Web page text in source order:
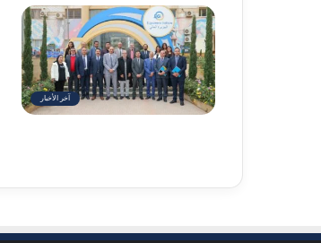
آخر الأخبار